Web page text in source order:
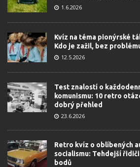
1.6.2026
Kvíz na téma pionýrské
Kdo je zažil, bez
12.5.2026
Test znalostí o
komunismu: 10 retro
dobrý přehled
23.6.2026
Retro kvíz o oblíbených
socialismu: Tehdejší
bodů